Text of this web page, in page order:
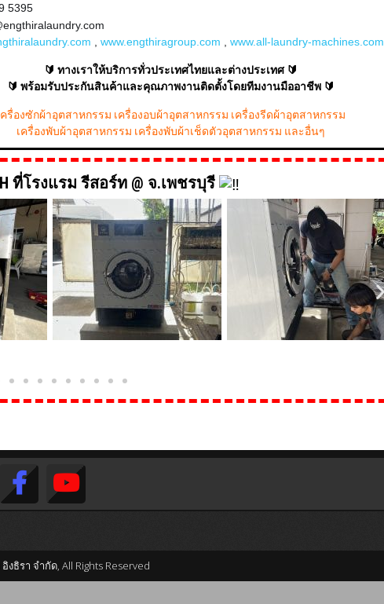
5395
www.engthiragroup.com www.all-laundry-machines.com
🔰 ทางเราให้บริการทั่วประเทศไทยและต่างประเทศ 🔰
🔰 พร้อมรับประกันสินค้าและคุณภาพงานติดตั้งโดยทีมงานมืออาชีพ 🔰
ครื่องซักผ้าอุตสาหกรรม เครื่องอบผ้าอุตสาหกรรม เครื่องรีดผ้าอุตสาหกรรม
เครื่องพับผ้าอุตสาหกรรม เครื่องพับผ้าเช็ดตัวอุตสาหกรรม และอื่นๆ
ที่โรงแรม รีสอร์ท @ จ.เพชรบุรี
งธิรา จำกัด, All Rights Reserved